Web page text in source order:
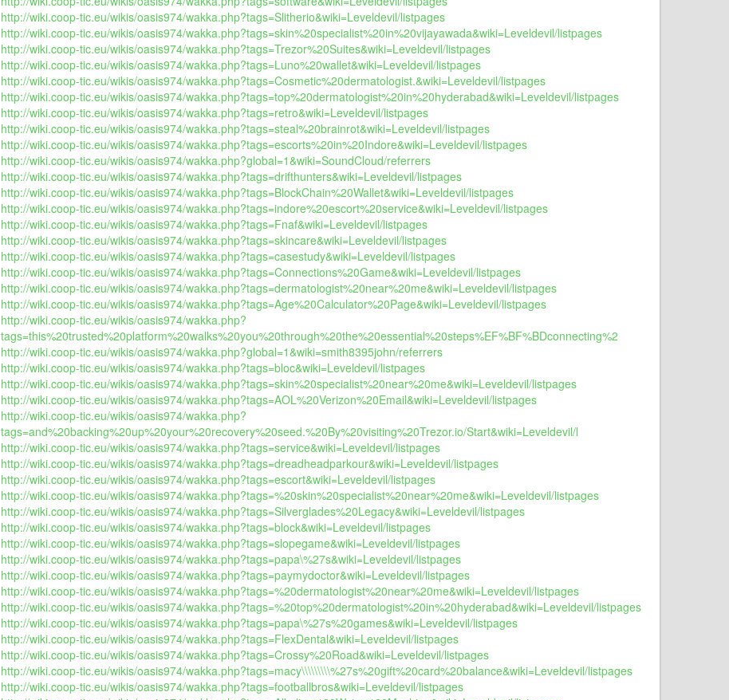
http://wiki.coop-tic.eu/wikis/oasis974/wakka.php?tags=Slitherio&wiki=Leveldevil/listpages
http://wiki.coop-tic.eu/wikis/oasis974/wakka.php?tags=skin%20specialist%20in%20vijayawada&wiki=Leveldevil/listpages
http://wiki.coop-tic.eu/wikis/oasis974/wakka.php?tags=Trezor%20Suites&wiki=Leveldevil/listpages
http://wiki.coop-tic.eu/wikis/oasis974/wakka.php?tags=Luno%20wallet&wiki=Leveldevil/listpages
http://wiki.coop-tic.eu/wikis/oasis974/wakka.php?tags=Cosmetic%20dermatologist.&wiki=Leveldevil/listpages
http://wiki.coop-tic.eu/wikis/oasis974/wakka.php?tags=top%20dermatologist%20in%20hyderabad&wiki=Leveldevil/listpages
http://wiki.coop-tic.eu/wikis/oasis974/wakka.php?tags=retro&wiki=Leveldevil/listpages
http://wiki.coop-tic.eu/wikis/oasis974/wakka.php?tags=steal%20brainrot&wiki=Leveldevil/listpages
http://wiki.coop-tic.eu/wikis/oasis974/wakka.php?tags=escorts%20in%20Indore&wiki=Leveldevil/listpages
http://wiki.coop-tic.eu/wikis/oasis974/wakka.php?global=1&wiki=SoundCloud/referrers
http://wiki.coop-tic.eu/wikis/oasis974/wakka.php?tags=drifthunters&wiki=Leveldevil/listpages
http://wiki.coop-tic.eu/wikis/oasis974/wakka.php?tags=BlockChain%20Wallet&wiki=Leveldevil/listpages
http://wiki.coop-tic.eu/wikis/oasis974/wakka.php?tags=indore%20escort%20service&wiki=Leveldevil/listpages
http://wiki.coop-tic.eu/wikis/oasis974/wakka.php?tags=Fnaf&wiki=Leveldevil/listpages
http://wiki.coop-tic.eu/wikis/oasis974/wakka.php?tags=skincare&wiki=Leveldevil/listpages
http://wiki.coop-tic.eu/wikis/oasis974/wakka.php?tags=casestudy&wiki=Leveldevil/listpages
http://wiki.coop-tic.eu/wikis/oasis974/wakka.php?tags=Connections%20Game&wiki=Leveldevil/listpages
http://wiki.coop-tic.eu/wikis/oasis974/wakka.php?tags=dermatologist%20near%20me&wiki=Leveldevil/listpages
http://wiki.coop-tic.eu/wikis/oasis974/wakka.php?tags=Age%20Calculator%20Page&wiki=Leveldevil/listpages
http://wiki.coop-tic.eu/wikis/oasis974/wakka.php?
tags=this%20trusted%20platform%20walks%20you%20through%20the%20essential%20steps%EF%BF%BDconnecting%2
http://wiki.coop-tic.eu/wikis/oasis974/wakka.php?global=1&wiki=smith8395john/referrers
http://wiki.coop-tic.eu/wikis/oasis974/wakka.php?tags=bloc&wiki=Leveldevil/listpages
http://wiki.coop-tic.eu/wikis/oasis974/wakka.php?tags=skin%20specialist%20near%20me&wiki=Leveldevil/listpages
http://wiki.coop-tic.eu/wikis/oasis974/wakka.php?tags=AOL%20Verizon%20Email&wiki=Leveldevil/listpages
http://wiki.coop-tic.eu/wikis/oasis974/wakka.php?
tags=and%20backing%20up%20your%20recovery%20seed.%20By%20visiting%20Trezor.io/Start&wiki=Leveldevil/l
http://wiki.coop-tic.eu/wikis/oasis974/wakka.php?tags=service&wiki=Leveldevil/listpages
http://wiki.coop-tic.eu/wikis/oasis974/wakka.php?tags=dreadheadparkour&wiki=Leveldevil/listpages
http://wiki.coop-tic.eu/wikis/oasis974/wakka.php?tags=escort&wiki=Leveldevil/listpages
http://wiki.coop-tic.eu/wikis/oasis974/wakka.php?tags=%20skin%20specialist%20near%20me&wiki=Leveldevil/listpages
http://wiki.coop-tic.eu/wikis/oasis974/wakka.php?tags=Silverglades%20Legacy&wiki=Leveldevil/listpages
http://wiki.coop-tic.eu/wikis/oasis974/wakka.php?tags=block&wiki=Leveldevil/listpages
http://wiki.coop-tic.eu/wikis/oasis974/wakka.php?tags=slopegame&wiki=Leveldevil/listpages
http://wiki.coop-tic.eu/wikis/oasis974/wakka.php?tags=papa\%27s&wiki=Leveldevil/listpages
http://wiki.coop-tic.eu/wikis/oasis974/wakka.php?tags=paymydoctor&wiki=Leveldevil/listpages
http://wiki.coop-tic.eu/wikis/oasis974/wakka.php?tags=%20dermatologist%20near%20me&wiki=Leveldevil/listpages
http://wiki.coop-tic.eu/wikis/oasis974/wakka.php?tags=%20top%20dermatologist%20in%20hyderabad&wiki=Leveldevil/listpages
http://wiki.coop-tic.eu/wikis/oasis974/wakka.php?tags=papa\%27s%20games&wiki=Leveldevil/listpages
http://wiki.coop-tic.eu/wikis/oasis974/wakka.php?tags=FlexDental&wiki=Leveldevil/listpages
http://wiki.coop-tic.eu/wikis/oasis974/wakka.php?tags=Crossy%20Road&wiki=Leveldevil/listpages
http://wiki.coop-tic.eu/wikis/oasis974/wakka.php?tags=macy\\\\\\\\\%27s%20gift%20card%20balance&wiki=Leveldevil/listpages
http://wiki.coop-tic.eu/wikis/oasis974/wakka.php?tags=footballbros&wiki=Leveldevil/listpages